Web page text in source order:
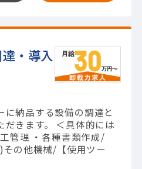
・導入
に納品する設備の調達と
だきます。 ＜具体的には
管理 ・各種書類作成/
その他機械/【使用ツー